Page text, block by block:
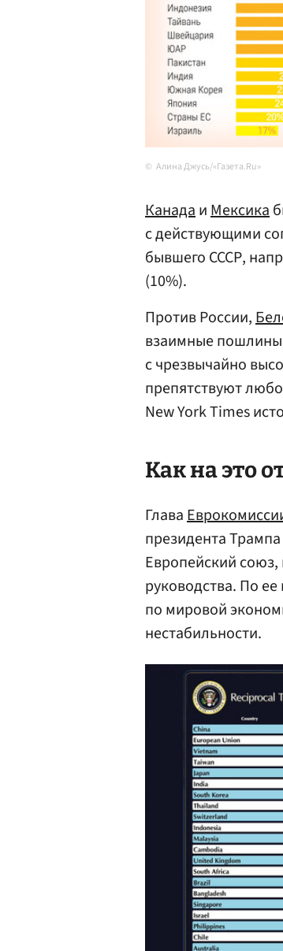
Алина Джусь/«Газета.Ru»
КанадаиМексика
с действующими
бывшего СССР,
(10%).
Против России,
взаимные пошлины
с чрезвычайно
препятствуют
New York Times
Как на это
Глава
президента
Европейский союз,
руководства. По
по мировой
нестабильности.